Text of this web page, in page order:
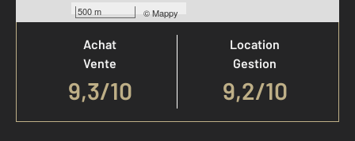
500 m ©Mappy
Votre agence est notée
Achat
Vente
9,3/10
Location
Gestion
9,2/10